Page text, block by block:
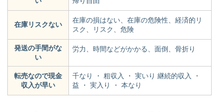
在庫リスクない
在庫の損はない、在庫の危険性、経済的リ
スク、リスク、危険
発送の手間がな
い
労力、時間などがかかる、面倒、骨折り
転売なので現金
収入が早い
千なり ・ 粗収入 ・ 実いり 継続的収入 ・
益 ・ 実入り ・ 本なり